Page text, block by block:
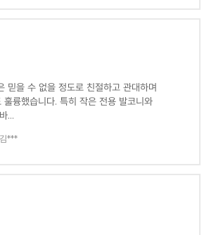
믿을 수 없을 정도로 친절하고 관대하며
훌륭했습니다. 특히 작은 전용 발코니와
…
김***